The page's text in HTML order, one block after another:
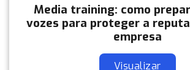
Media training: como
vozes para proteger a
empresa
Visualizar